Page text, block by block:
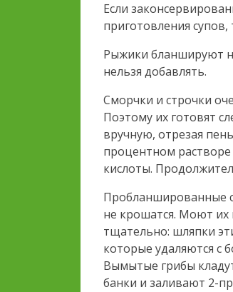
Если
приготовления
Рыжики бланшируют
нельзя добавлять.
Сморчки и строчки
Поэтому их готовят
вручную, отрезая
процентном
кислоты.
Пробланшированные
не крошатся. Моют их
тщательно: шляпки
которые удаляются с
Вымытые грибы
банки и заливают 2-